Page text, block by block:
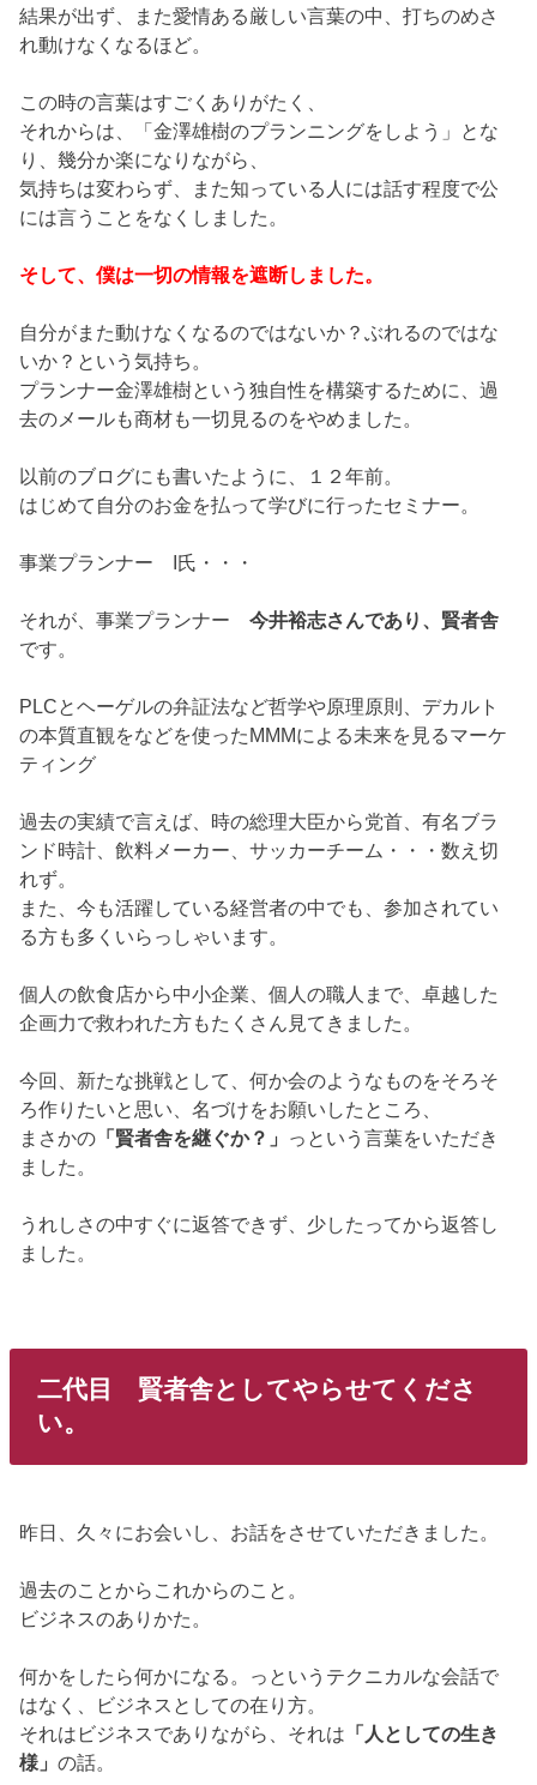
結果が出ず、また愛情ある厳しい言葉の中、打ちのめさ
れ動けなくなるほど。
この時の言葉はすごくありがたく、
それからは、「金澤雄樹のプランニングをしよう」とな
り、幾分か楽になりながら、
気持ちは変わらず、また知っている人には話す程度で公
には言うことをなくしました。
そして、僕は一切の情報を遮断しました。
自分がまた動けなくなるのではないか？ぶれるのではな
いか？という気持ち。
プランナー金澤雄樹という独自性を構築するために、過
去のメールも商材も一切見るのをやめました。
以前のブログにも書いたように、１２年前。
はじめて自分のお金を払って学びに行ったセミナー。
事業プランナー I氏・・・
それが、事業プランナー今井裕志さんであり、賢者舎
です。
PLCとヘーゲルの弁証法など哲学や原理原則、デカルト
の本質直観をなどを使ったMMMによる未来を見るマーケ
ティング
過去の実績で言えば、時の総理大臣から党首、有名ブラ
ンド時計、飲料メーカー、サッカーチーム・・・数え切
れず。
また、今も活躍している経営者の中でも、参加されてい
る方も多くいらっしゃいます。
個人の飲食店から中小企業、個人の職人まで、卓越した
企画力で救われた方もたくさん見てきました。
今回、新たな挑戦として、何か会のようなものをそろそ
ろ作りたいと思い、名づけをお願いしたところ、
まさかの 「賢者舎を継ぐか？」 っという言葉をいただき
ました。
うれしさの中すぐに返答できず、少したってから返答し
ました。
二代目 賢者舎としてやらせてくださ
い。
昨日、久々にお会いし、お話をさせていただきました。
過去のことからこれからのこと。
ビジネスのありかた。
何かをしたら何かになる。っというテクニカルな会話で
はなく、ビジネスとしての在り方。
それはビジネスでありながら、それは 「人としての生き
様」の話。